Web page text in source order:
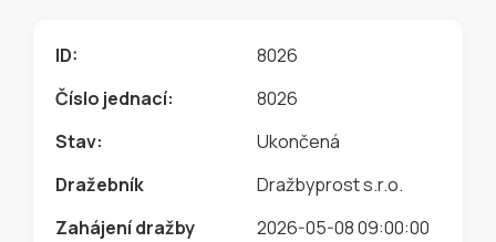
ID:
8026
Číslo jednací:
8026
Stav:
Ukončená
Dražebník
Dražbyprost s.r.o.
Zahájení dražby
2026-05-08 09:00:00